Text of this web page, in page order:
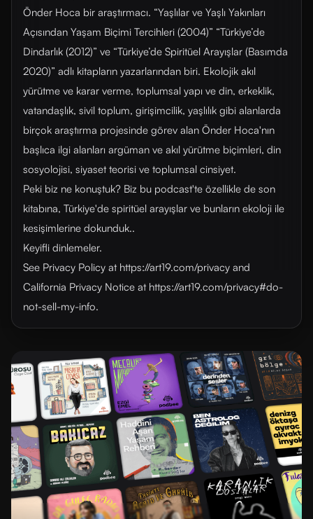
Önder Hoca bir araştırmacı. “Yaşlılar ve Yaşlı Yakınları
Açısından Yaşam Biçimi Tercihleri (2004)” “Türkiye’de
Dindarlık (2012)” ve “Türkiye’de Spiritüel Arayışlar (Basımda
2020)” adlı kitapların yazarlarından biri. Ekolojik akıl
yürütme ve karar verme, toplumsal yapı ve din, erkeklik,
vatandaşlık, sivil toplum, girişimcilik, yaşlılık gibi alanlarda
birçok araştırma projesinde görev alan Önder Hoca'nın
başlıca ilgi alanları argüman ve akıl yürütme biçimleri, din
sosyolojisi, siyaset teorisi ve toplumsal cinsiyet.
Peki biz ne konuştuk? Biz bu podcast'te özellikle de son
kitabına, Türkiye'de spiritüel arayışlar ve bunların ekoloji ile
kesişimlerine dokunduk..
Keyifli dinlemeler.
See Privacy Policy at https://art19.com/privacy and
California Privacy Notice at https://art19.com/privacy#do-
not-sell-my-info.